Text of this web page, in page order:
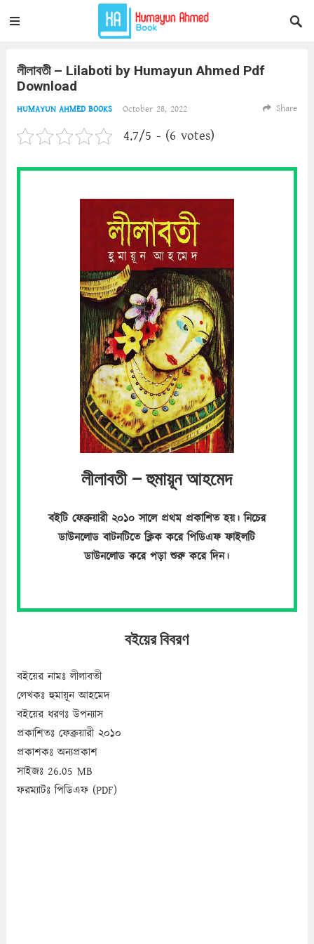
লীলাবতী – Lilaboti by Humayun Ahmed Pdf
Download
HUMAYUN AHMED BOOKS October 28, 2022 Share
4.7/5 - (6 votes)
লীলাবতী – হুমায়ূন আহমেদ
বইটি ফেব্রুয়ারী ২০১০ সালে প্রথম প্রকাশিত হয়। নিচের
ডাউনলোড বাটনটিতে ক্লিক করে পিডিএফ ফাইলটি
ডাউনলোড করে পড়া শুরু করে দিন।
বইয়ের বিবরণ
বইয়ের নামঃ লীলাবতী
লেখকঃ হুমায়ূন আহমেদ
বইয়ের ধরণঃ উপন্যাস
প্রকাশিতঃ ফেব্রুয়ারী ২০১০
প্রকাশকঃ অন্যপ্রকাশ
সাইজঃ 26.05 MB
ফরম্যাটঃ পিডিএফ (PDF)